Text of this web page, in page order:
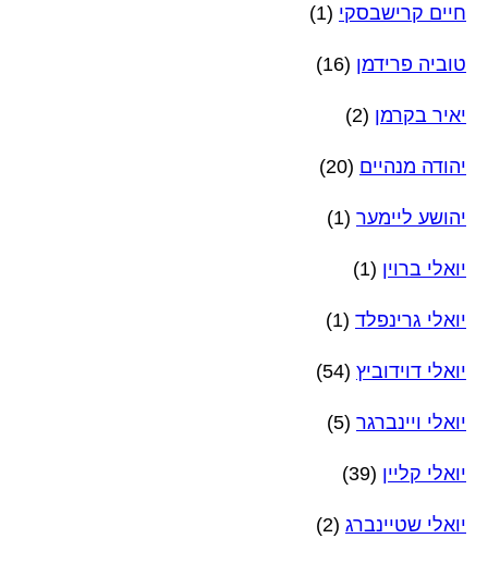
חיים קרישבסקי (1)
טוביה פרידמן (16)
יאיר בקרמן (2)
יהודה מנהיים (20)
יהושע ליימער (1)
יואלי ברוין (1)
יואלי גרינפלד (1)
יואלי דוידוביץ (54)
יואלי ויינברגר (5)
יואלי קליין (39)
יואלי שטיינברג (2)